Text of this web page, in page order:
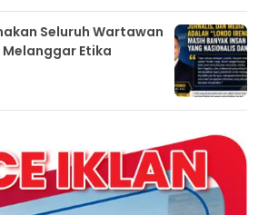
Seluruh Wartawan
Etika